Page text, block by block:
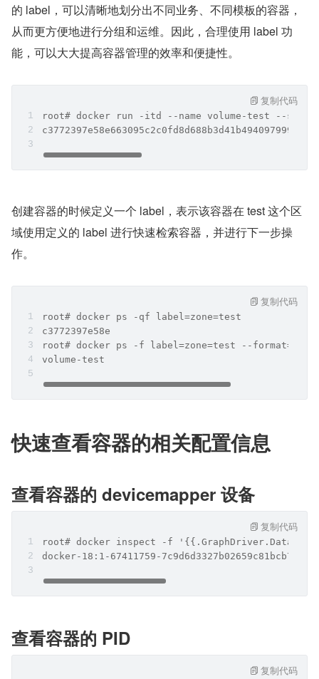
的 label，可以清晰地划分出不同业务、不同模板的容器，
从而更方便地进行分组和运维。因此，合理使用 label 功
能，可以大大提高容器管理的效率和便捷性。
root# docker run -itd --name volume-test --
复制代码
创建容器的时候定义一个 label，表示该容器在 test 这个区
域使用定义的 label 进行快速检索容器，并进行下一步操
作。
root# docker ps -qf label=zone=test
c3772397e58e
root# docker ps -f label=zone=test --
volume-test
复制代码
快速查看容器的相关配置信息
查看容器的 devicemapper 设备
root# docker inspect -f
docker-18:1-67411759-
复制代码
查看容器的 PID
复制代码